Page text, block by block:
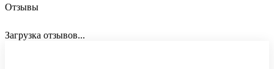
Отзывы
Загрузка отзывов...